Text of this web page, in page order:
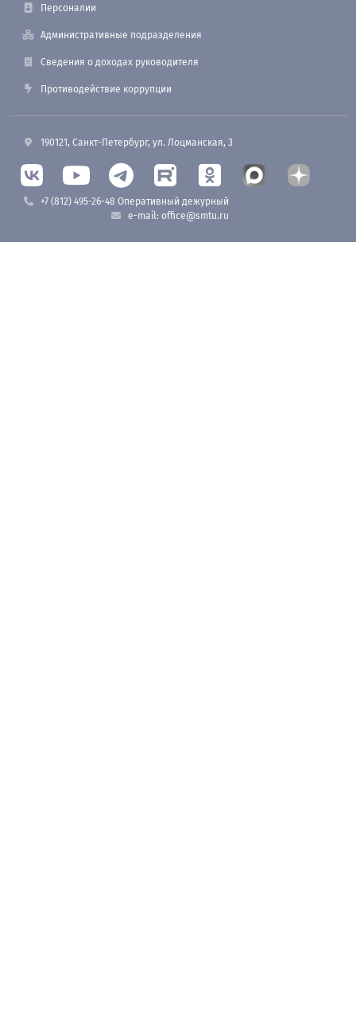
Персоналии
Административные подразделения
Сведения о доходах руководителя
Противодействие коррупции
190121, Санкт-Петербург, ул. Лоцманская, 3
+7 (812) 495-26-48 Оперативный дежурный
e-mail: office@smtu.ru